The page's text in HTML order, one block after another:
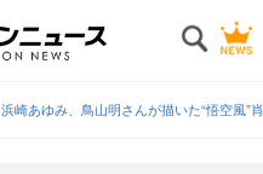
浜崎あゆみ、鳥山明さんが描いた“悟空風